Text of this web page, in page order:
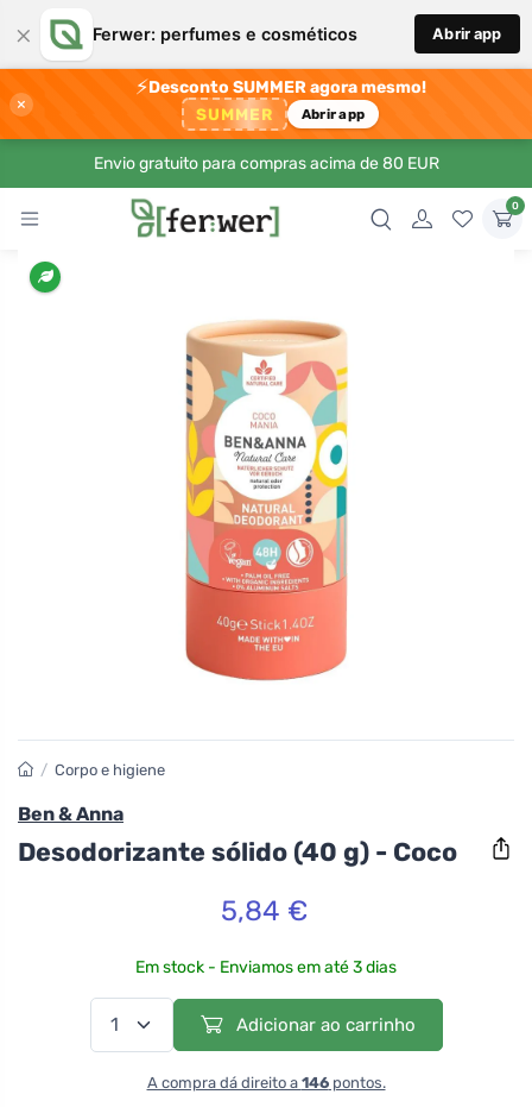
× Ferwer: perfumes e cosméticos Abrir app
×
⚡Desconto SUMMER agora mesmo!
SUMMER Abrir app
Envio gratuito para compras acima de 80 EUR
0
/ Corpo e higiene
Ben & Anna
Desodorizante sólido (40 g) - Coco
5,84 €
Em stock - Enviamos em até 3 dias
Adicionar ao carrinho
A compra dá direito a 146pontos.